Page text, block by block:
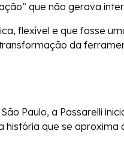
que não gerava
flexível e que fosse
da
Paulo, a Passarelli
história que se aproxima